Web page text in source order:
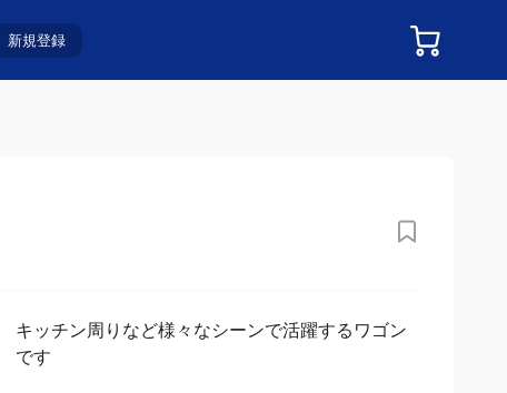
新規登録
キッチン周りなど様々なシーンで活躍するワゴン
です